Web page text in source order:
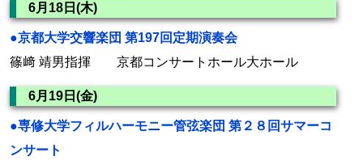
6月18日(木)
●京都大学交響楽団 第197回定期演奏会
篠﨑 靖男指揮 京都コンサートホール大ホール
6月19日(金)
●専修大学フィルハーモニー管弦楽団 第２８回サマーコ
ンサート